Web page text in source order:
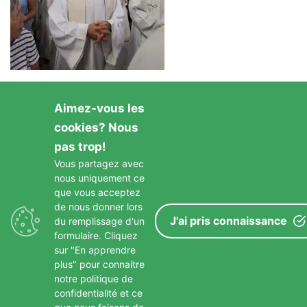
GARDONS LE CONTACT
Aimez-vous les
cookies? Nous
pas trop!
Vous partagez avec
nous uniquement ce
que vous acceptez
de nous donner lors
du remplissage d'un
formulaire. Cliquez
sur "En apprendre
plus" pour connaitre
notre politique de
confidentialité et ce
J'ai pris connaissance